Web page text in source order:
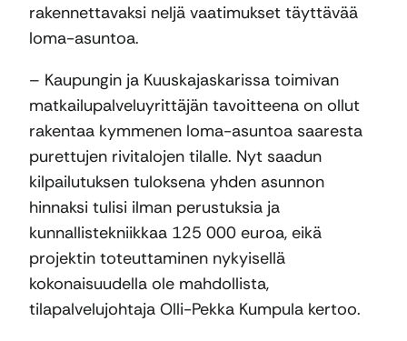
rakennettavaksi neljä vaatimukset täyttävää
loma-asuntoa.
– Kaupungin ja Kuuskajaskarissa toimivan
matkailupalveluyrittäjän tavoitteena on ollut
rakentaa kymmenen loma-asuntoa saaresta
purettujen rivitalojen tilalle. Nyt saadun
kilpailutuksen tuloksena yhden asunnon
hinnaksi tulisi ilman perustuksia ja
kunnallistekniikkaa 125 000 euroa, eikä
projektin toteuttaminen nykyisellä
kokonaisuudella ole mahdollista,
tilapalvelujohtaja Olli-Pekka Kumpula kertoo.